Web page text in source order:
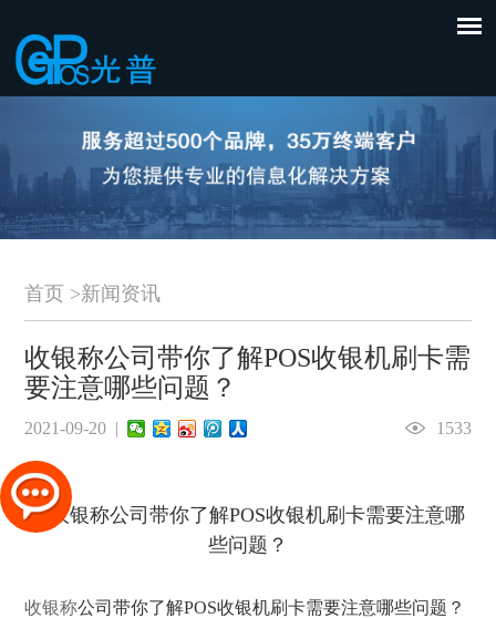
首页 >新闻资讯
收银称公司带你了解POS收银机刷卡需
要注意哪些问题？
2021-09-20 | 1533
收银称公司带你了解POS收银机刷卡需要注意哪些问题？